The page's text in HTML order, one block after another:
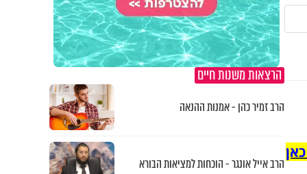
הרצאות משנות חיים
הרב זמיר כהן - אמנות ההנאה
הרב אייל אונגר - הוכחות למציאות הבורא